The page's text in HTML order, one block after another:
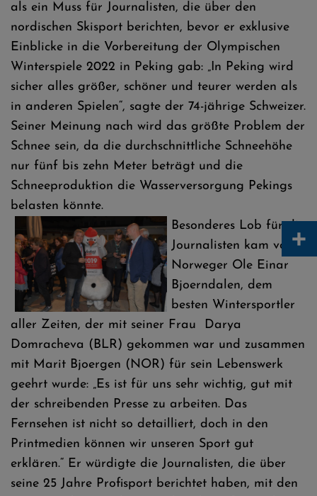
als ein Muss für Journalisten, die über den
nordischen Skisport berichten, bevor er exklusive
Einblicke in die Vorbereitung der Olympischen
Winterspiele 2022 in Peking gab: „In Peking wird
sicher alles größer, schöner und teurer werden als
in anderen Spielen“, sagte der 74-jährige Schweizer.
Seiner Meinung nach wird das größte Problem der
Schnee sein, da die durchschnittliche Schneehöhe
nur fünf bis zehn Meter beträgt und die
Schneeproduktion die Wasserversorgung Pekings
belasten könnte.
Besonderes Lob für die
Journalisten kam vom
Norweger Ole Einar
Bjoerndalen, dem
besten Wintersportler
aller Zeiten, der mit seiner Frau Darya
Domracheva (BLR) gekommen war und zusammen
mit Marit Bjoergen (NOR) für sein Lebenswerk
geehrt wurde: „Es ist für uns sehr wichtig, gut mit
der schreibenden Presse zu arbeiten. Das
Fernsehen ist nicht so detailliert, doch in den
Printmedien können wir unseren Sport gut
erklären.“ Er würdigte die Journalisten, die über
seine 25 Jahre Profisport berichtet haben, mit den
+